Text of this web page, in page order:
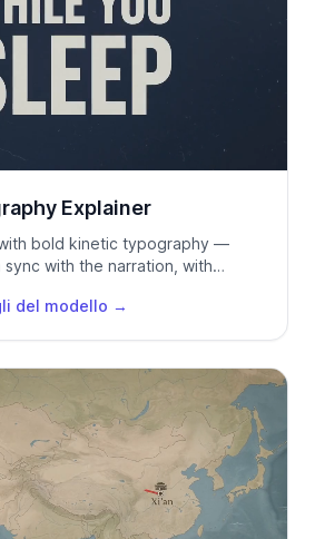
Explainer
bold kinetic typography —
with the narration, with
del modello →